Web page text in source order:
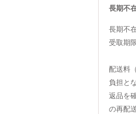
長期不
長期不
受取期
配送料
負担と
返品を
の再配